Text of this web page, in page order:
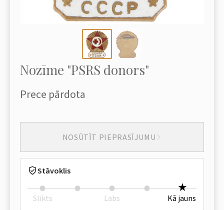
Nozīme "PSRS donors"
Prece pārdota
NOSŪTĪT PIEPRASĪJUMU
Stāvoklis
Slikts Labs Kā jauns